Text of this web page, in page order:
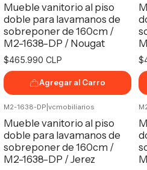
Mueble vanitorio al piso
doble para lavamanos de
sobreponer de 160cm /
M2-1638-DP / Nougat
$465.990 CLP
Agregar al Carro
M2-1638-DP vcmobiliarios
Mueble vanitorio al piso
doble para lavamanos de
sobreponer de 160cm /
M2-1638-DP / Jerez